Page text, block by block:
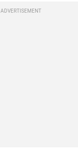
ADVERTISEMENT